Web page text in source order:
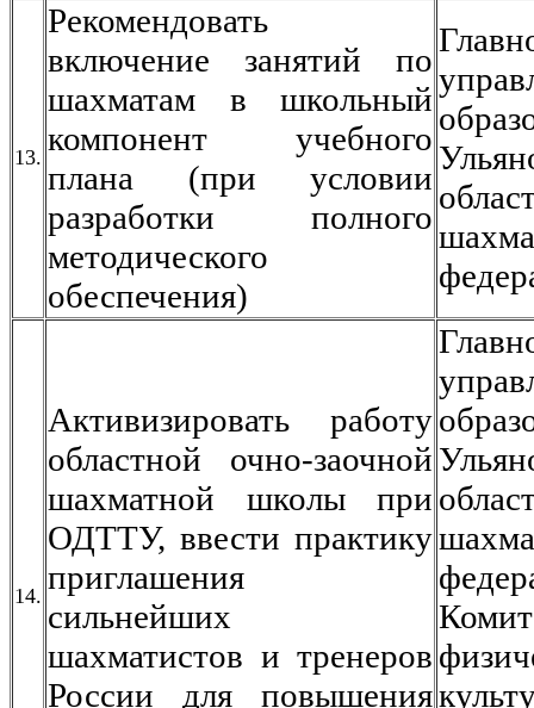
13.
Рекомендовать
включение занятий по
шахматам в школьный
компонент учебного
плана (при условии
разработки полного
методического
обеспечения)
14.
Активизировать работу
областной очно-заочной
шахматной школы при
ОДТТУ, ввести практику
приглашения
сильнейших
шахматистов и тренеров
России для повышения